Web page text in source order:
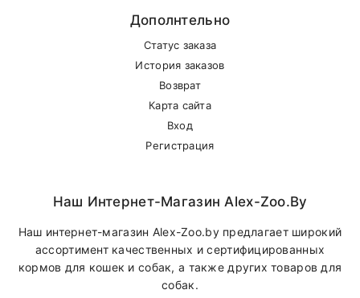
Дополнтельно
Статус заказа
История заказов
Возврат
Карта сайта
Вход
Регистрация
Наш Интернет-Магазин Alex-Zoo.by
Наш интернет-магазин Alex-Zoo.by предлагает широкий
ассортимент качественных и сертифицированных
кормов для кошек и собак, а также других товаров для
собак.